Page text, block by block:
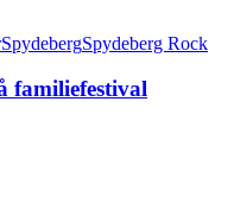
SpydebergSpydeberg Rock
familiefestival